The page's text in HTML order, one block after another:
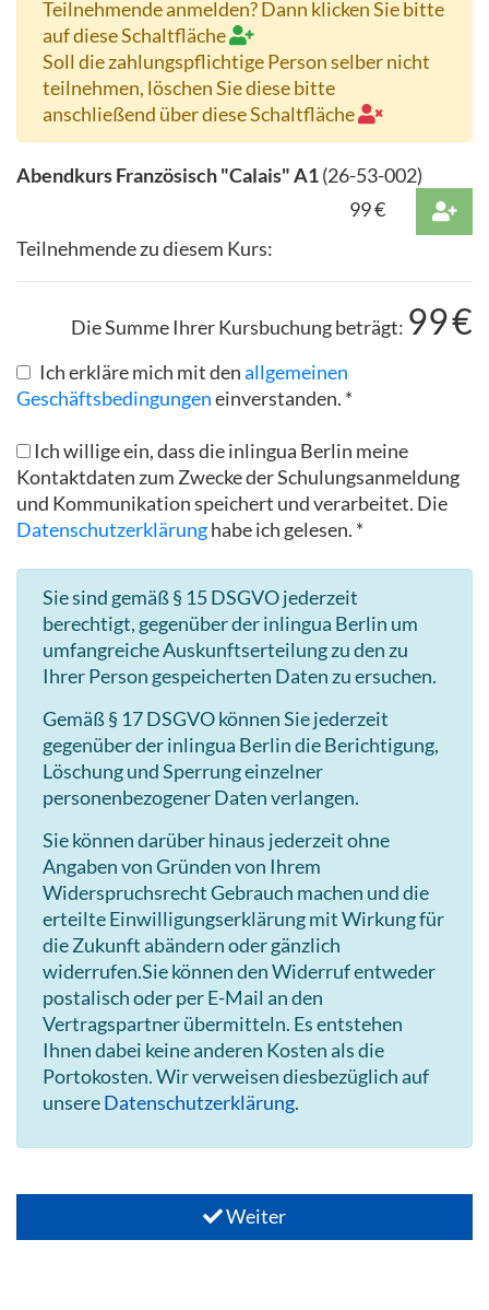
Teilnehmende anmelden? Dann klicken Sie bitte
auf diese Schaltfläche
Soll die zahlungspflichtige Person selber nicht
teilnehmen, löschen Sie diese bitte
anschließend über diese Schaltfläche
Abendkurs Französisch "Calais" A1(26-53-002)
99€
Teilnehmende zu diesem Kurs:
Die Summe Ihrer Kursbuchung beträgt: 99€
Ich erkläre mich mit denallgemeinen
Geschäftsbedingungeneinverstanden. *
Ich willige ein, dass die inlingua Berlin meine
Kontaktdaten zum Zwecke der Schulungsanmeldung
und Kommunikation speichert und verarbeitet. Die
Datenschutzerklärunghabe ich gelesen. *
Sie sind gemäß § 15 DSGVO jederzeit
berechtigt, gegenüber der inlingua Berlin um
umfangreiche Auskunftserteilung zu den zu
Ihrer Person gespeicherten Daten zu ersuchen.
Gemäß § 17 DSGVO können Sie jederzeit
gegenüber der inlingua Berlin die Berichtigung,
Löschung und Sperrung einzelner
personenbezogener Daten verlangen.
Sie können darüber hinaus jederzeit ohne
Angaben von Gründen von Ihrem
Widerspruchsrecht Gebrauch machen und die
erteilte Einwilligungserklärung mit Wirkung für
die Zukunft abändern oder gänzlich
widerrufen.Sie können den Widerruf entweder
postalisch oder per E-Mail an den
Vertragspartner übermitteln. Es entstehen
Ihnen dabei keine anderen Kosten als die
Portokosten. Wir verweisen diesbezüglich auf
unsereDatenschutzerklärung.
Weiter